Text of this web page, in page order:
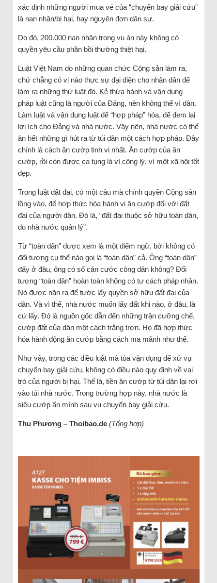
xác định những người mua vé của “chuyến bay giải cứu”
là nạn nhân/bị hại, hay nguyên đơn dân sự.
Do đó, 200.000 nạn nhân trong vụ án này không có
quyền yêu cầu phần bồi thường thiệt hại.
Luật Việt Nam do những quan chức Cộng sản làm ra,
chứ chẳng có vị nào thực sự đại diện cho nhân dân để
làm ra những thứ luật đó. Kẻ thừa hành và vận dụng
pháp luật cũng là người của Đảng, nên không thể vì dân.
Làm luật và vận dụng luật để “hợp pháp” hóa, để đem lại
lợi ích cho Đảng và nhà nước. Vậy nên, nhà nước có thể
ăn hết những gì hút ra từ túi dân một cách hợp pháp. Đây
chính là cách ăn cướp tinh vi nhất. Ăn cướp của ăn
cướp, rồi còn được ca tụng là vì công lý, vì một xã hội tốt
đẹp.
Trong luật đất đai, có một câu mà chính quyền Cộng sản
lồng vào, để hợp thức hóa hành vi ăn cướp đối với đất
đai của người dân. Đó là, “đất đai thuộc sở hữu toàn dân,
do nhà nước quản lý”.
Từ “toàn dân” được xem là một điếm ngữ, bởi không có
đối tượng cụ thể nào gọi là “toàn dân” cả. Ông “toàn dân”
đấy ở đâu, ông có số căn cước công dân không? Đối
tượng “toàn dân” hoàn toàn không có tư cách pháp nhân.
Nó được nặn ra để tước lấy quyền sở hữu đất đai của
dân. Và vì thế, nhà nước muốn lấy đất khi nào, ở đâu, là
cứ lấy. Đó là nguồn gốc dẫn đến những trận cưỡng chế,
cướp đất của dân một cách trắng trợn. Họ đã hợp thức
hóa hành động ăn cướp bằng cách ma mãnh như thế.
Như vậy, trong các điều luật mà tòa vận dụng để xử vụ
chuyến bay giải cứu, không có điều nào quy định về vai
trò của người bị hại. Thế là, tiền ăn cướp từ túi dân lại rơi
vào túi nhà nước. Trong trường hợp này, nhà nước là
siêu cướp ẩn mình sau vụ chuyến bay giải cứu.
Thu Phương – Thoibao.de (Tổng hợp)